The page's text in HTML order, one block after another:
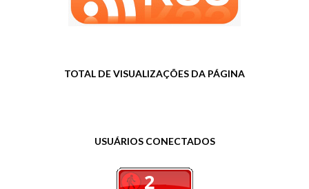
TOTAL DE VISUALIZAÇÕES DA PÁGINA
USUÁRIOS CONECTADOS